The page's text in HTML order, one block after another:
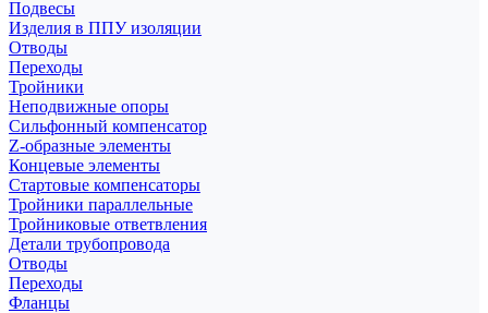
Подвесы
Изделия в ППУ изоляции
Отводы
Переходы
Тройники
Неподвижные опоры
Cильфонный компенсатор
Z-образные элементы
Концевые элементы
Стартовые компенсаторы
Тройники параллельные
Тройниковые ответвления
Детали трубопровода
Отводы
Переходы
Фланцы